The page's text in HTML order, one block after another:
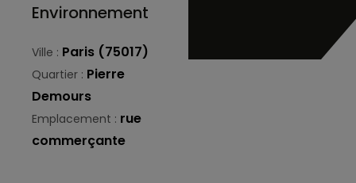
Environnement
Ville : Paris (75017)
Quartier : Pierre
Demours
Emplacement : rue
commerçante